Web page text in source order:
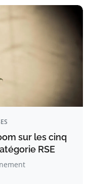
sur les cinq
RSE